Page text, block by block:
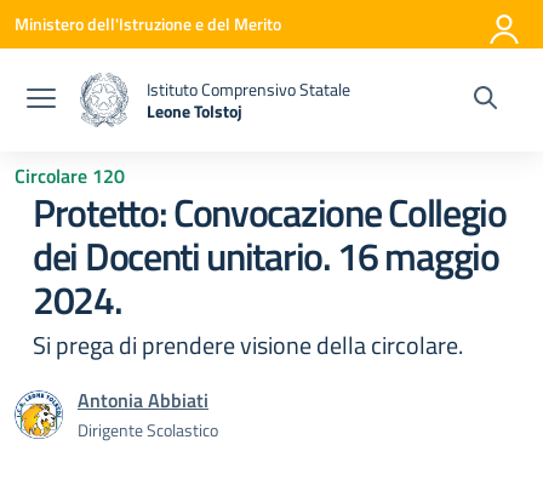
Vai ai contenuti
Vai al menu di navigazione
Vai al footer
Ministero dell'Istruzione e del Merito
Istituto Comprensivo Statale
Leone Tolstoj
Circolare 120
Protetto: Convocazione Collegio
dei Docenti unitario. 16 maggio
2024.
Si prega di prendere visione della circolare.
Antonia Abbiati
Dirigente Scolastico